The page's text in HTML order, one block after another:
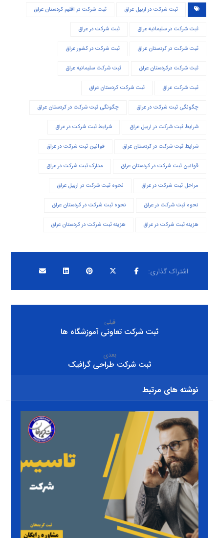
ثبت شرکت در اربیل عراق ثبت شرکت در اقلیم کردستان عراق
ثبت شرکت در سلیمانیه عراق ثبت شرکت در عراق
ثبت شرکت در کردستان عراق ثبت شرکت در کشور عراق
ثبت شرکت درکردستان عراق ثبت شرکت سلیمانیه عراق
ثبت شرکت عراق ثبت شرکت کردستان عراق
چگونگی ثبت شرکت در عراق چگونگی ثبت شرکت در کردستان عراق
شرایط ثبت شرکت در اربیل عراق شرایط ثبت شرکت در عراق
شرایط ثبت شرکت در کردستان عراق قوانین ثبت شرکت در عراق
قوانین ثبت شرکت در کردستان عراق مدارک ثبت شرکت در عراق
مراحل ثبت شرکت در عراق نحوه ثبت شرکت در اربیل عراق
نحوه ثبت شرکت در عراق نحوه ثبت شرکت در کردستان عراق
هزینه ثبت شرکت در عراق هزینه ثبت شرکت در کردستان عراق
قبلی
ثبت شرکت تعاونی آموزشگاه ها
بعدی
ثبت شرکت طراحی گرافیک
نوشته های مرتبط